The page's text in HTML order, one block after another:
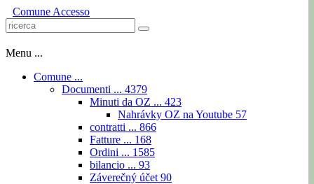
Comune Accesso
Menu ...
Comune ...
Documenti ... 4379
Minuti da OZ ... 423
Nahrávky OZ na Youtube 57
contratti ... 866
Fatture ... 168
Ordini ... 1585
bilancio ... 93
Záverečný účet 90